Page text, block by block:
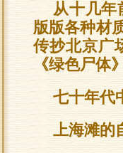
从十几年
版版各种材
传抄北京广
《绿色尸体
七十年代
上海滩的